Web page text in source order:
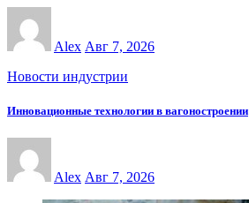
Alex Авг 7, 2026
Новости индустрии
Инновационные технологии в вагоностроении
Alex Авг 7, 2026